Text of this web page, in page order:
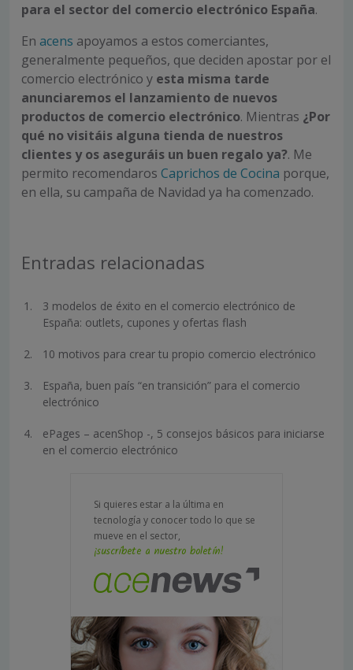
para el sector del comercio electrónico España.
En acens apoyamos a estos comerciantes,
generalmente pequeños, que deciden apostar por el
comercio electrónico y esta misma tarde
anunciaremos el lanzamiento de nuevos
productos de comercio electrónico. Mientras ¿Por
qué no visitáis alguna tienda de nuestros
clientes y os aseguráis un buen regalo ya?. Me
permito recomendaros Caprichos de Cocina porque,
en ella, su campaña de Navidad ya ha comenzado.
Entradas relacionadas
3 modelos de éxito en el comercio electrónico de
España: outlets, cupones y ofertas flash
10 motivos para crear tu propio comercio electrónico
España, buen país “en transición” para el comercio
electrónico
ePages – acenShop -, 5 consejos básicos para iniciarse
en el comercio electrónico
Si quieres estar a la última en
tecnología y conocer todo lo que se
mueve en el sector,
¡suscríbete a nuestro boletín!